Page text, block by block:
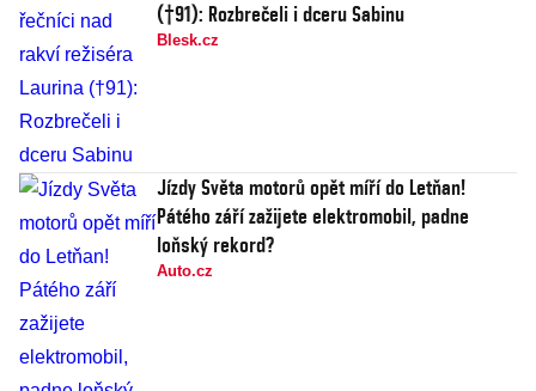
(†91): Rozbrečeli i dceru Sabinu
Blesk.cz
Jízdy Světa motorů opět míří do Letňan!
Pátého září zažijete elektromobil, padne
loňský rekord?
Auto.cz